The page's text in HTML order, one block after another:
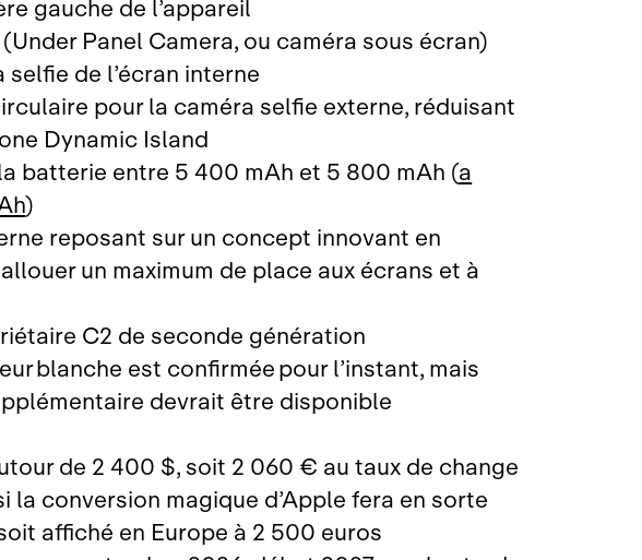
gauche de l’appareil
Panel Camera, ou caméra sous écran)
de l’écran interne
pour la caméra selfie externe, réduisant
Dynamic Island
batterie entre 5 400 mAh et 5 800 mAh (a
)
reposant sur un concept innovant en
un maximum de place aux écrans et à
C2 de seconde génération
blanche est confirmée pour l’instant, mais
devrait être disponible
de 2 400 $, soit 2 060 € au taux de change
la conversion magique d’Apple fera en sorte
affiché en Europe à 2 500 euros